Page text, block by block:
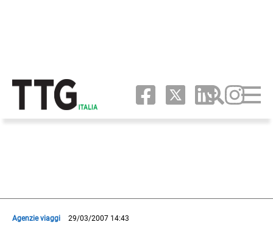
Agenzie viaggi 29/03/2007 14:43